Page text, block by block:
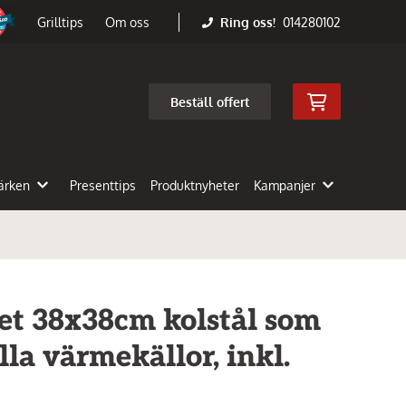
Grilltips Om oss Ring oss! 014280102
Beställ offert
Presenttips Produktnyheter Kampanjer
38x38cm kolstål som
värmekällor, inkl.